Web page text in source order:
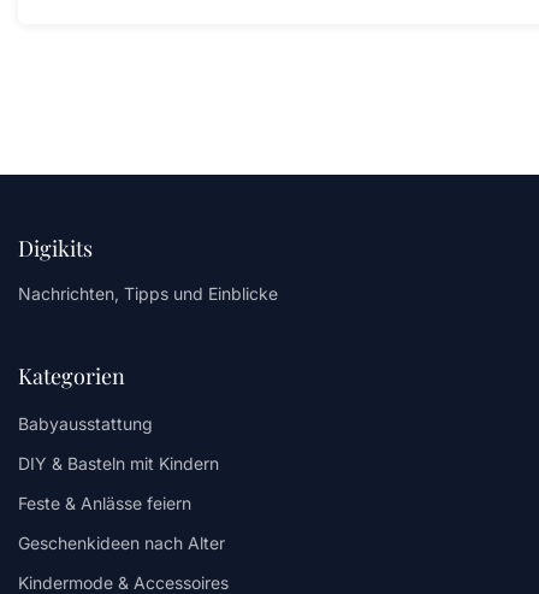
Digikits
Nachrichten, Tipps und Einblicke
Kategorien
Babyausstattung
DIY & Basteln mit Kindern
Feste & Anlässe feiern
Geschenkideen nach Alter
Kindermode & Accessoires